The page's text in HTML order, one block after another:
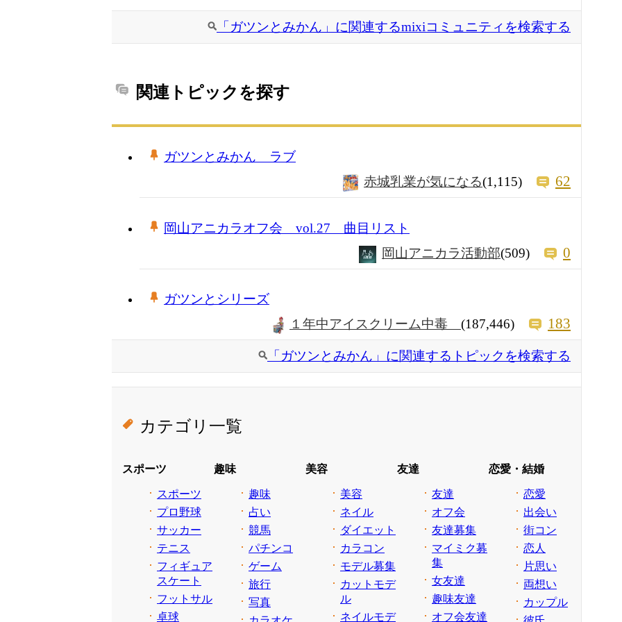
「ガツンとみかん」に関連するmixiコミュニティを検索する
関連トピックを探す
ガツンとみかん ラブ
赤城乳業が気になる(1,115) 62
岡山アニカラオフ会 vol.27 曲目リスト
岡山アニカラ活動部(509) 0
ガツンとシリーズ
１年中アイスクリーム中毒 (187,446) 183
「ガツンとみかん」に関連するトピックを検索する
カテゴリ一覧
スポーツ
スポーツ
プロ野球
サッカー
テニス
フィギュア
スケート
フットサル
卓球
趣味
趣味
占い
競馬
パチンコ
ゲーム
旅行
写真
美容
美容
ネイル
ダイエット
カラコン
モデル募集
カットモデ
ル
ネイルモデ
友達
友達
オフ会
友達募集
マイミク募
集
女友達
趣味友達
オフ会友達
恋愛・結婚
恋愛
出会い
街コン
恋人
片思い
両想い
カップル